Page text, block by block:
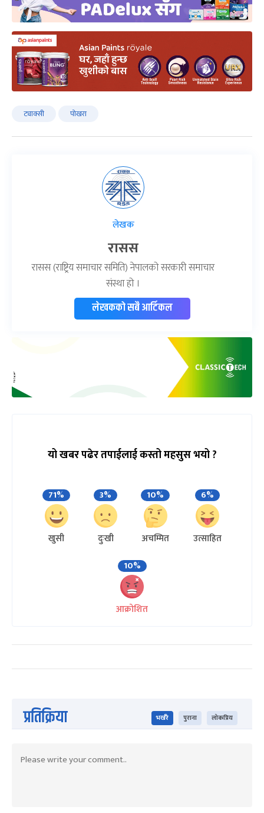
ट्याक्सी पोखरा
लेखक
रासस
रासस (राष्ट्रिय समाचार समिति) नेपालको सरकारी समाचार
संस्था हो ।
लेखकको सबै आर्टिकल
यो खबर पढेर तपाईलाई कस्तो महसुस भयो ?
71%
खुसी
3%
दुःखी
10%
अचम्मित
6%
उत्साहित
10%
आक्रोशित
प्रतिक्रिया भर्खरै पुराना लोकप्रिय